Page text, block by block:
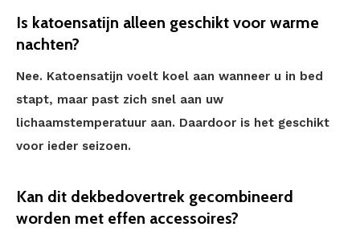
Is katoensatijn alleen geschikt voor warme
nachten?
Nee. Katoensatijn voelt koel aan wanneer u in bed
stapt, maar past zich snel aan uw
lichaamstemperatuur aan. Daardoor is het geschikt
voor ieder seizoen.
Kan dit dekbedovertrek gecombineerd
worden met effen accessoires?